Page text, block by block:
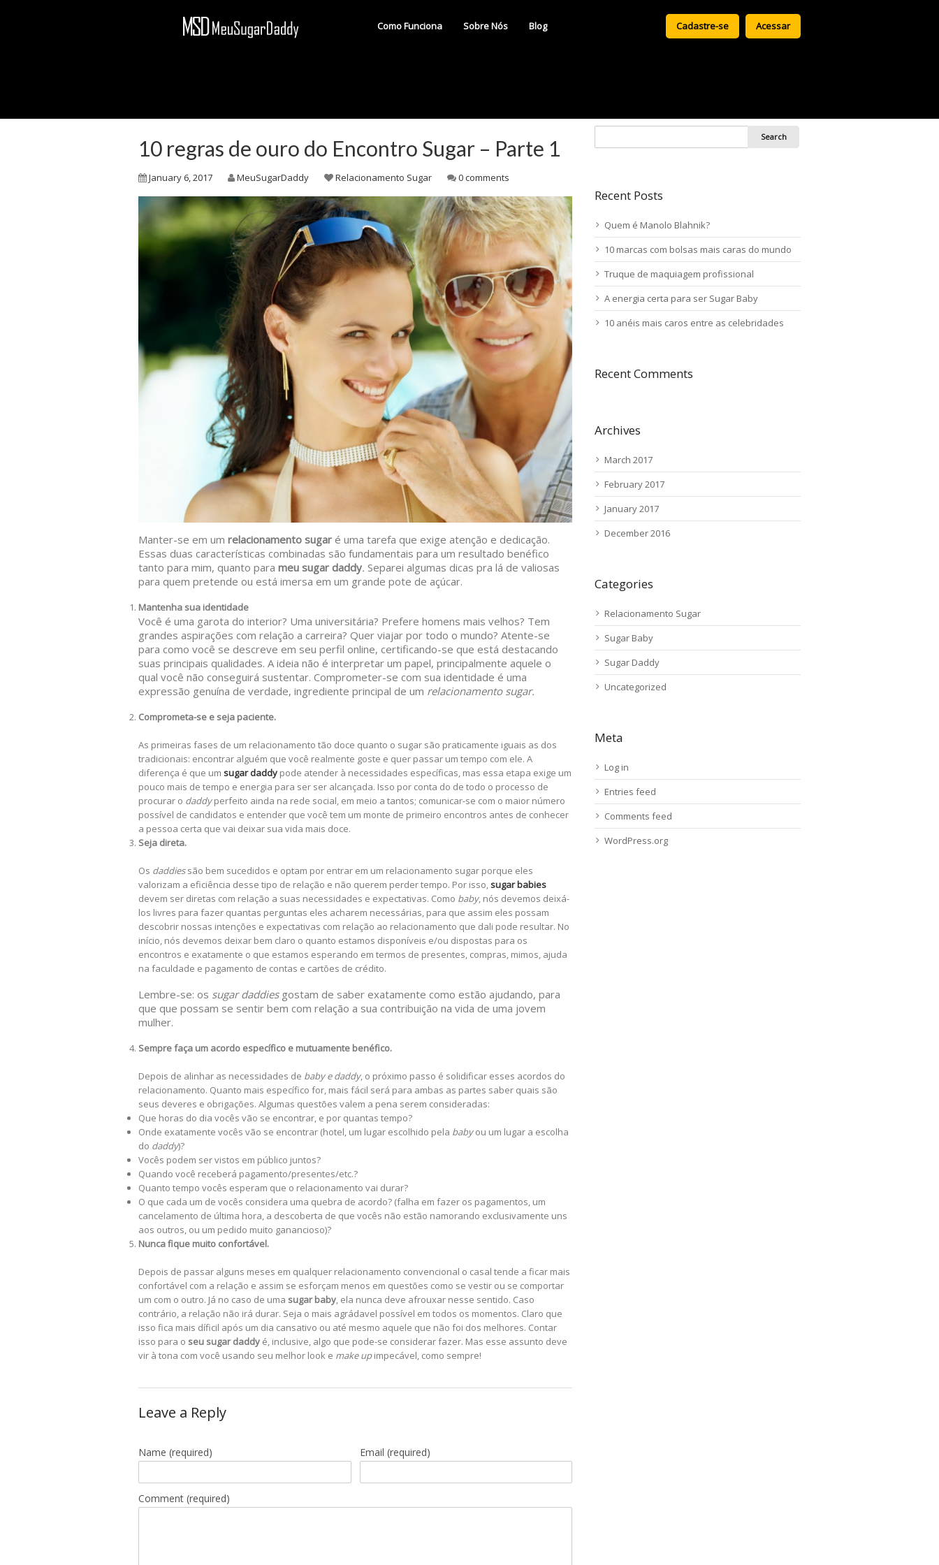
Cadastre-se Acessar
Como Funciona Sobre Nós Blog
10 regras de ouro do Encontro Sugar – Parte 1
January 6, 2017 MeuSugarDaddy Relacionamento Sugar 0 comments
Manter-se em um relacionamento sugar é uma tarefa que exige atenção e dedicação.
Essas duas características combinadas são fundamentais para um resultado benéfico
tanto para mim, quanto para meu sugar daddy. Separei algumas dicas pra lá de valiosas
para quem pretende ou está imersa em um grande pote de açúcar.
Mantenha sua identidade
Você é uma garota do interior? Uma universitária? Prefere homens mais velhos? Tem
grandes aspirações com relação a carreira? Quer viajar por todo o mundo? Atente-se
para como você se descreve em seu perfil online, certificando-se que está destacando
suas principais qualidades. A ideia não é interpretar um papel, principalmente aquele o
qual você não conseguirá sustentar. Comprometer-se com sua identidade é uma
expressão genuína de verdade, ingrediente principal de um relacionamento sugar.
Comprometa-se e seja paciente.
As primeiras fases de um relacionamento tão doce quanto o sugar são praticamente iguais as dos
tradicionais: encontrar alguém que você realmente goste e quer passar um tempo com ele. A
diferença é que um sugar daddy pode atender à necessidades específicas, mas essa etapa exige um
pouco mais de tempo e energia para ser ser alcançada. Isso por conta do de todo o processo de
procurar o daddyperfeito ainda na rede social, em meio a tantos; comunicar-se com o maior número
possível de candidatos e entender que você tem um monte de primeiro encontros antes de conhecer
a pessoa certa que vai deixar sua vida mais doce.
Seja direta.
Os daddiessão bem sucedidos e optam por entrar em um relacionamento sugar porque eles
valorizam a eficiência desse tipo de relação e não querem perder tempo. Por isso,sugar babies
devem ser diretas com relação a suas necessidades e expectativas. Como baby, nós devemos deixá-
los livres para fazer quantas perguntas eles acharem necessárias, para que assim eles possam
descobrir nossas intenções e expectativas com relação ao relacionamento que dali pode resultar. No
início, nós devemos deixar bem claro o quanto estamos disponíveis e/ou dispostas para os
encontros e exatamente o que estamos esperando em termos de presentes, compras, mimos, ajuda
na faculdade e pagamento de contas e cartões de crédito.
Lembre-se: os sugar daddiesgostam de saber exatamente como estão ajudando, para
que que possam se sentir bem com relação a sua contribuição na vida de uma jovem
mulher.
Sempre faça um acordo específico e mutuamente benéfico.
Depois de alinhar as necessidades de baby e daddy, o próximo passo é solidificar esses acordos do
relacionamento. Quanto mais específico for, mais fácil será para ambas as partes saber quais são
seus deveres e obrigações. Algumas questões valem a pena serem consideradas:
Que horas do dia vocês vão se encontrar, e por quantas tempo?
Onde exatamente vocês vão se encontrar (hotel, um lugar escolhido pela babyou um lugar a escolha
do daddy)?
Vocês podem ser vistos em público juntos?
Quando você receberá pagamento/presentes/etc.?
Quanto tempo vocês esperam que o relacionamento vai durar?
O que cada um de vocês considera uma quebra de acordo? (falha em fazer os pagamentos, um
cancelamento de última hora, a descoberta de que vocês não estão namorando exclusivamente uns
aos outros, ou um pedido muito ganancioso)?
Nunca fique muito confortável.
Depois de passar alguns meses em qualquer relacionamento convencional o casal tende a ficar mais
confortável com a relação e assim se esforçam menos em questões como se vestir ou se comportar
um com o outro. Já no caso de uma sugar baby, ela nunca deve afrouxar nesse sentido. Caso
contrário, a relação não irá durar. Seja o mais agrádavel possível em todos os momentos. Claro que
isso fica mais díficil após um dia cansativo ou até mesmo aquele que não foi dos melhores. Contar
isso para o seu sugar daddy é, inclusive, algo que pode-se considerar fazer. Mas esse assunto deve
vir à tona com você usando seu melhor look e make upimpecável, como sempre!
Leave a Reply
Name (required) Email (required)
Comment (required)
Recent Posts
Quem é Manolo Blahnik?
10 marcas com bolsas mais caras do mundo
Truque de maquiagem profissional
A energia certa para ser Sugar Baby
10 anéis mais caros entre as celebridades
Recent Comments
Archives
March 2017
February 2017
January 2017
December 2016
Categories
Relacionamento Sugar
Sugar Baby
Sugar Daddy
Uncategorized
Meta
Log in
Entries feed
Comments feed
WordPress.org